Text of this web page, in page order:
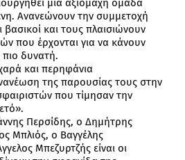
μια αξιόμαχη ομάδα
Ανανεώνουν την συμμετοχή
βασικοί και τους πλαισιώνουν
που έρχονται για να κάνουν
δυνατή.
και περηφάνια
της παρουσίας τους στην
που τίμησαν την
Περσίδης, ο Δημήτρης
Μπλιός, ο Βαγγέλης
Μπεζυρτζής είναι οι